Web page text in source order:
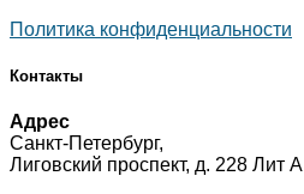
Политика конфиденциальности
Контакты
Адрес
Санкт-Петербург,
Лиговский проспект, д. 228 Лит А